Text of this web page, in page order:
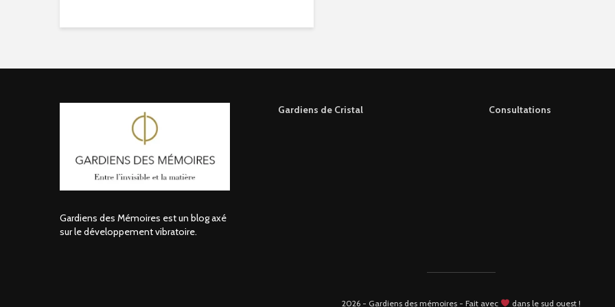
Gardiens des Mémoires est un blog axé
sur le développement vibratoire.
Gardiens de Cristal Consultations
2026 - Gardiens des mémoires - Fait avec dans le sud ouest !